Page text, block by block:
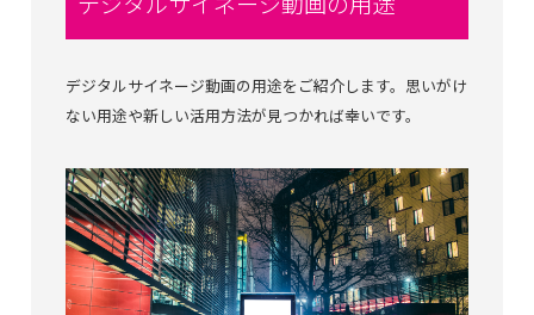
デジタルサイネージ動画の用途をご紹介します。思いがけ
ない用途や新しい活用方法が見つかれば幸いです。